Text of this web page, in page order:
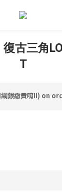
復古三角
T
網銀繳費唷!!) on